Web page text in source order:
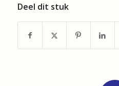
Deel dit stuk